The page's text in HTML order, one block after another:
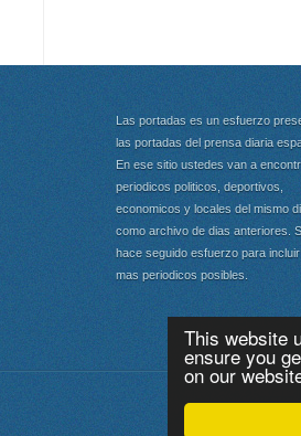
This website
ensure you
on our
Las portadas es un esfuerzo
las portadas del prensa diaria
En ese sitio ustedes van a
periodicos politicos, deportivos,
economicos y locales del mismo
como archivo de dias anteriores.
hace seguido esfuerzo para incluir
mas periodicos posibles.